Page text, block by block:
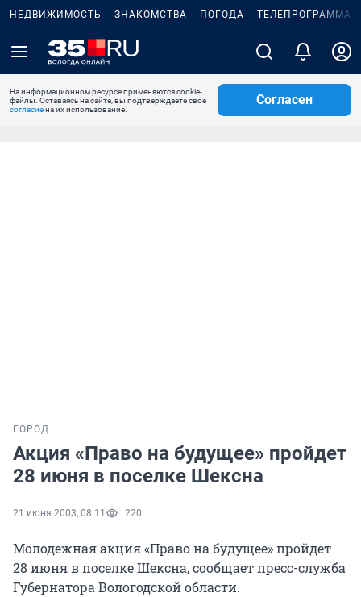
НЕДВИЖИМОСТЬ ЗНАКОМСТВА ПОГОДА ТЕЛЕПРОГРАММА
На информационном ресурсе применяются cookie-
файлы. Оставаясь на сайте, вы подтверждаете свое
согласиена их использование.
Согласен
ГОРОД
Акция «Право на будущее» пройдет
28 июня в поселке Шексна
21 июня 2003, 08:11 220
Молодежная акция «Право на будущее» пройдет
28 июня в поселке Шексна, сообщает пресс-служба
Губернатора Вологодской области.